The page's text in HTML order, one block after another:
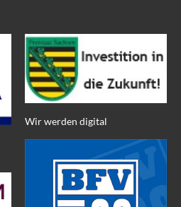
Wir werden digital